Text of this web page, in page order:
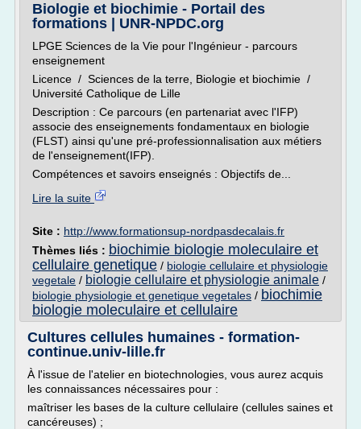
Biologie et biochimie - Portail des
formations | UNR-NPDC.org
LPGE Sciences de la Vie pour l'Ingénieur - parcours
enseignement
Licence / Sciences de la terre, Biologie et biochimie /
Université Catholique de Lille
Description : Ce parcours (en partenariat avec l'IFP)
associe des enseignements fondamentaux en biologie
(FLST) ainsi qu'une pré-professionnalisation aux métiers
de l'enseignement(IFP).
Compétences et savoirs enseignés : Objectifs de...
Lire la suite
Site : http://www.formationsup-nordpasdecalais.fr
Thèmes liés : biochimie biologie moleculaire et
cellulaire genetique / biologie cellulaire et physiologie
vegetale / biologie cellulaire et physiologie animale /
biologie physiologie et genetique vegetales / biochimie
biologie moleculaire et cellulaire
Cultures cellules humaines - formation-
continue.univ-lille.fr
À l'issue de l'atelier en biotechnologies, vous aurez acquis
les connaissances nécessaires pour :
maîtriser les bases de la culture cellulaire (cellules saines et
cancéreuses) ;